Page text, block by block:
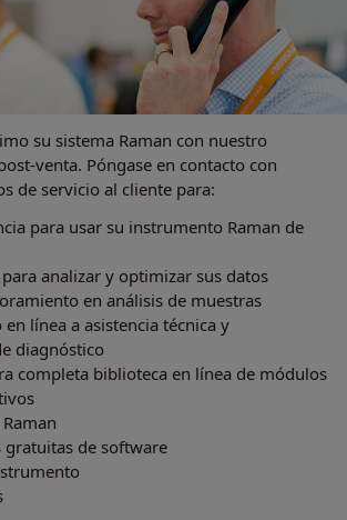
su sistema Raman con nuestro
venta. Póngase en contacto con
de servicio al cliente para:
para usar su instrumento Raman de
analizar y optimizar sus datos
en análisis de muestras
en línea a asistencia técnica y
diagnóstico
completa biblioteca en línea de módulos
gratuitas de software